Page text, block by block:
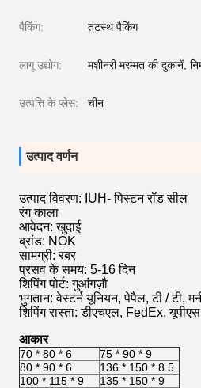
पैकिंग: तटस्थ पैकिंग
लागू उद्योग: मशीनरी मरम्मत की दुकानें,
उत्पत्ति के प्लेस: चीन
उत्पाद वर्णन
उत्पाद विवरण: IUH- पिस्टन रॉड सील
रंग काला
आवेदन: खुदाई
ब्रांड: NOK
सामग्री: रबर
प्रसव के समय: 5-16 दिन
शिपिंग पोर्ट: गुआंगज़ौ
भुगतान: वेस्टर्न यूनियन, पेपैल, टी / टी,
शिपिंग रास्ता: डीएचएल, FedEx,
आकार
70 * 80 * 6
75 * 90 * 9
80 * 90 * 6
136 * 150 * 8.5
100 * 115 * 9
135 * 150 * 9